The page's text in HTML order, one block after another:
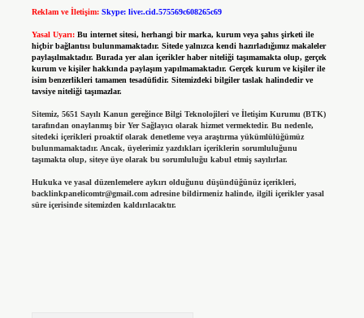
Reklam ve İletişim: Skype: live:.cid.575569c608265c69
Yasal Uyarı: Bu internet sitesi, herhangi bir marka, kurum veya şahıs şirketi ile
hiçbir bağlantısı bulunmamaktadır. Sitede yalnızca kendi hazırladığımız makaleler
paylaşılmaktadır. Burada yer alan içerikler haber niteliği taşımamakta olup, gerçek
kurum ve kişiler hakkında paylaşım yapılmamaktadır. Gerçek kurum ve kişiler ile
isim benzerlikleri tamamen tesadüfidir. Sitemizdeki bilgiler taslak halindedir ve
tavsiye niteliği taşımazlar.
Sitemiz, 5651 Sayılı Kanun gereğince Bilgi Teknolojileri ve İletişim Kurumu (BTK)
tarafından onaylanmış bir Yer Sağlayıcı olarak hizmet vermektedir. Bu nedenle,
sitedeki içerikleri proaktif olarak denetleme veya araştırma yükümlülüğümüz
bulunmamaktadır. Ancak, üyelerimiz yazdıkları içeriklerin sorumluluğunu
taşımakta olup, siteye üye olarak bu sorumluluğu kabul etmiş sayılırlar.
Hukuka ve yasal düzenlemelere aykırı olduğunu düşündüğünüz içerikleri,
backlinkpanelicomtr@gmail.comadresine bildirmeniz halinde, ilgili içerikler yasal
süre içerisinde sitemizden kaldırılacaktır.